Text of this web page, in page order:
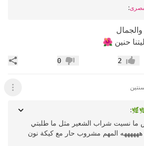
:
حنين 🌺
إعجاب2 عدم إعجاب
0
عرض
:
ما نسيت شراب الشعير مثل ما طلبتي
ههههههه المهم مشروب حار مع كيكة نون